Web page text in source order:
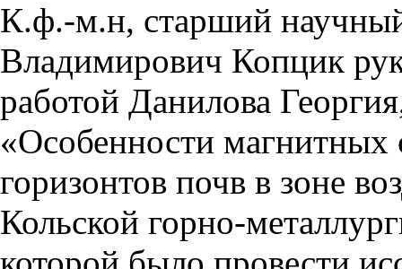
К.ф.-м.н, старший
Владимирович Копцик
работой Данилова
«Особенности магнитных
горизонтов почв в зоне
Кольской горно-